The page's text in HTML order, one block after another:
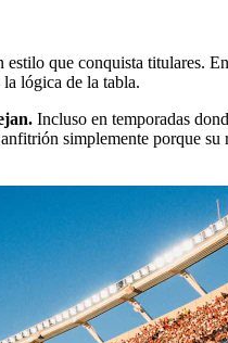
que conquista titulares.
lógica de la tabla.
Incluso en temporadas
simplemente porque